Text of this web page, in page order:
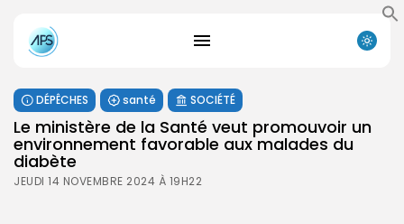
DÉPÊCHES santé SOCIÉTÉ
Le ministère de la Santé veut promouvoir un
environnement favorable aux malades du
diabète
JEUDI 14 NOVEMBRE 2024 À 19H22